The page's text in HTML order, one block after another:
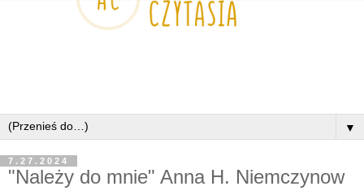
▼
7.27.2024
"Należy do mnie" Anna H. Niemczynow